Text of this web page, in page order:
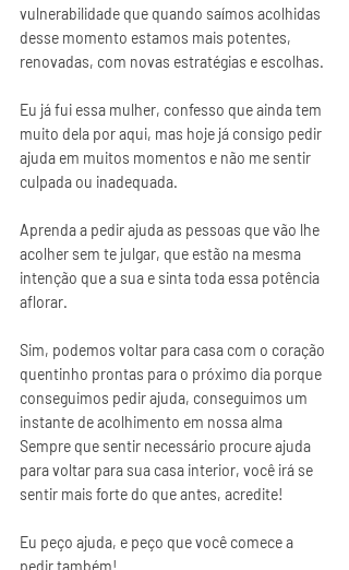
vulnerabilidade que quando saímos acolhidas
desse momento estamos mais potentes,
renovadas, com novas estratégias e escolhas.
Eu já fui essa mulher, confesso que ainda tem
muito dela por aqui, mas hoje já consigo pedir
ajuda em muitos momentos e não me sentir
culpada ou inadequada.
Aprenda a pedir ajuda as pessoas que vão lhe
acolher sem te julgar, que estão na mesma
intenção que a sua e sinta toda essa potência
aflorar.
Sim, podemos voltar para casa com o coração
quentinho prontas para o próximo dia porque
conseguimos pedir ajuda, conseguimos um
instante de acolhimento em nossa alma
Sempre que sentir necessário procure ajuda
para voltar para sua casa interior, você irá se
sentir mais forte do que antes, acredite!
Eu peço ajuda, e peço que você comece a
pedir também!